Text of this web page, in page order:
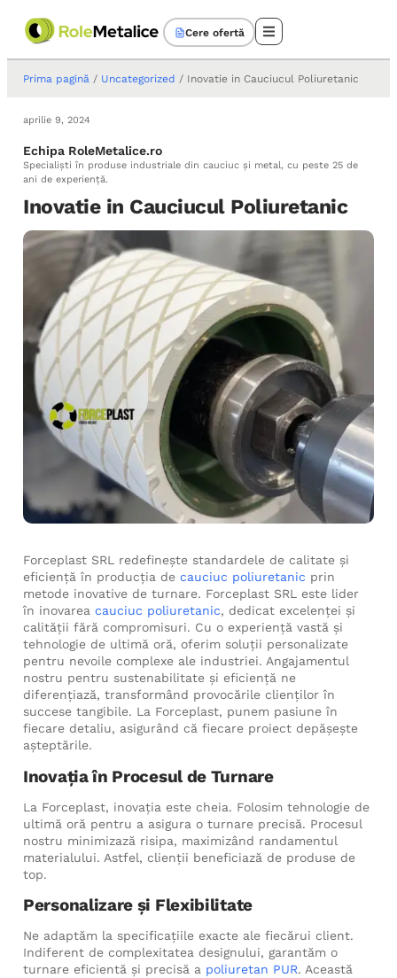
Cere ofertă
Prima pagină / Uncategorized / Inovatie in Cauciucul Poliuretanic
aprilie 9, 2024
Echipa RoleMetalice.ro
Specialiști în produse industriale din cauciuc și metal, cu peste 25 de
ani de experiență.
Inovatie in Cauciucul Poliuretanic
Forceplast SRL redefinește standardele de calitate și
eficiență în producția de cauciuc poliuretanic prin
metode inovative de turnare. Forceplast SRL este lider
în inovarea cauciuc poliuretanic, dedicat excelenței și
calității fără compromisuri. Cu o experiență vastă și
tehnologie de ultimă oră, oferim soluții personalizate
pentru nevoile complexe ale industriei. Angajamentul
nostru pentru sustenabilitate și eficiență ne
diferențiază, transformând provocările clienților în
succese tangibile. La Forceplast, punem pasiune în
fiecare detaliu, asigurând că fiecare proiect depășește
așteptările.
Inovația în Procesul de Turnare
La Forceplast, inovația este cheia. Folosim tehnologie de
ultimă oră pentru a asigura o turnare precisă. Procesul
nostru minimizază risipa, maximizând randamentul
materialului. Astfel, clienții beneficiază de produse de
top.
Personalizare și Flexibilitate
Ne adaptăm la specificațiile exacte ale fiecărui client.
Indiferent de complexitatea designului, garantăm o
turnare eficientă și precisă a poliuretan PUR. Această